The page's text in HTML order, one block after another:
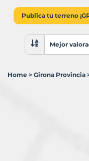
Publica tu terreno
OrdenarMejor
Home > Girona Provincia